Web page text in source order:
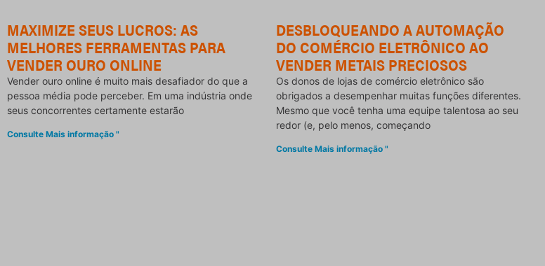
MAXIMIZE SEUS LUCROS: AS
MELHORES FERRAMENTAS PARA
VENDER OURO ONLINE
Vender ouro online é muito mais desafiador do que a
pessoa média pode perceber. Em uma indústria onde
seus concorrentes certamente estarão
Consulte Mais informação "
DESBLOQUEANDO A AUTOMAÇÃO
DO COMÉRCIO ELETRÔNICO AO
VENDER METAIS PRECIOSOS
Os donos de lojas de comércio eletrônico são
obrigados a desempenhar muitas funções diferentes.
Mesmo que você tenha uma equipe talentosa ao seu
redor (e, pelo menos, começando
Consulte Mais informação "